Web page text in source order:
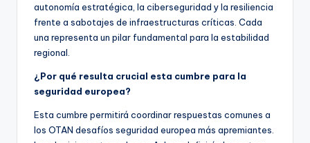
autonomía estratégica, la ciberseguridad y la resiliencia
frente a sabotajes de infraestructuras críticas. Cada
una representa un pilar fundamental para la estabilidad
regional.
¿Por qué resulta crucial esta cumbre para la
seguridad europea?
Esta cumbre permitirá coordinar respuestas comunes a
los OTAN desafíos seguridad europea más apremiantes.